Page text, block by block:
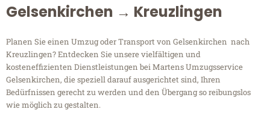
Gelsenkirchen → Kreuzlingen
Planen Sie einen Umzug oder Transport von Gelsenkirchen nach
Kreuzlingen? Entdecken Sie unsere vielfältigen und
kosteneffizienten Dienstleistungen bei Martens Umzugsservice
Gelsenkirchen, die speziell darauf ausgerichtet sind, Ihren
Bedürfnissen gerecht zu werden und den Übergang so reibungslos
wie möglich zu gestalten.